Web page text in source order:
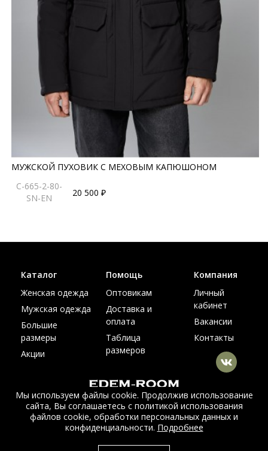
МУЖСКОЙ ПУХОВИК С МЕХОВЫМ КАПЮШОНОМ
C-665-2-80-
SN-EN
20 500 ₽
© Интернет магазин верхней одежды из меха и кожи
EDEM-ROOM 2011-2026
Каталог
Женская одежда
Мужская одежда
Большие
размеры
Акции
Помощь
Оптовикам
Доставка и
оплата
Таблица
размеров
Компания
Личный
кабинет
Вакансии
Контакты
Мы используем файлы cookie. Продолжив использование
сайта, Вы соглашаетесь с политикой использования
файлов cookie, обработки персональных данных и
конфиденциальности. Подробнее